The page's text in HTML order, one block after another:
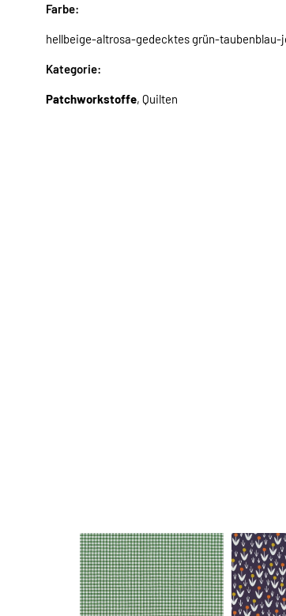
Farbe:
hellbeige-altrosa-gedecktes grün-
Kategorie:
Patchworkstoffe, Quilten